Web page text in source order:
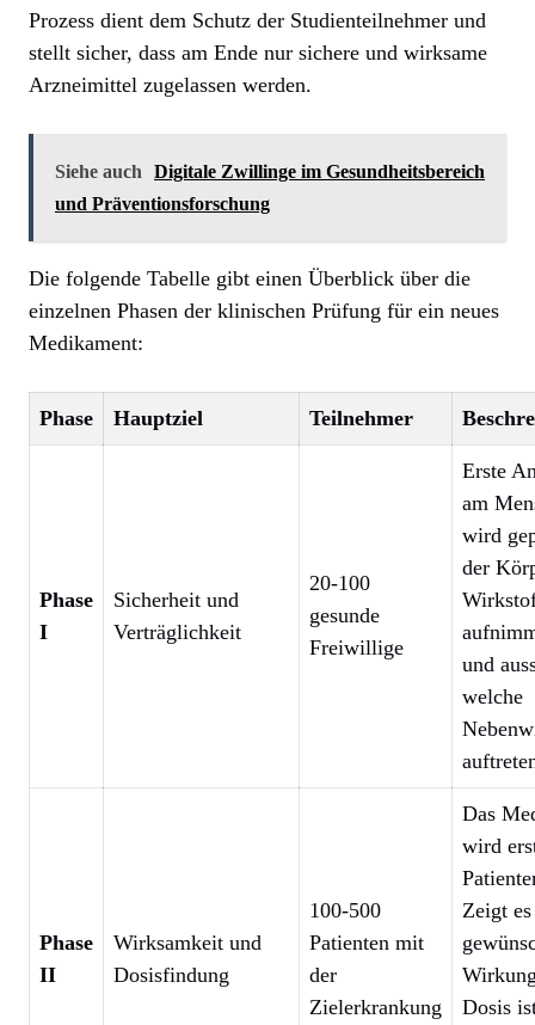
Prozess dient dem Schutz der Studienteilnehmer und
stellt sicher, dass am Ende nur sichere und wirksame
Arzneimittel zugelassen werden.
Siehe auch Digitale Zwillinge im Gesundheitsbereich
und Präventionsforschung
Die folgende Tabelle gibt einen Überblick über die
einzelnen Phasen der klinischen Prüfung für ein neues
Medikament:
Phase Hauptziel Teilnehmer
Phase
I
Sicherheit und
Verträglichkeit
20-100
gesunde
Freiwillige
Erste
am
wird
der
und
welche
Phase
II
Wirksamkeit und
Dosisfindung
100-500
Patienten mit
der
Zielerkrankung
Das
wird
Zeigt
Dosis